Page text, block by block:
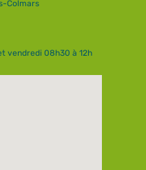
Colmars
vendredi 08h30 à 12h